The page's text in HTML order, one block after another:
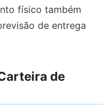
físico também
de entrega
de